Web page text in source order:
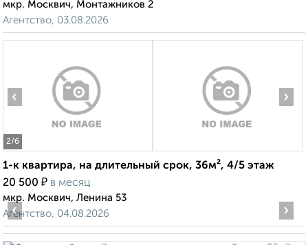
мкр. Москвич, Монтажников 2
Агентство, 03.08.2026
2/6
‹ ›
1-к квартира, на длительный срок, 36м², 4/5 этаж
20 500 ₽ в месяц
мкр. Москвич, Ленина 53
Агентство, 04.08.2026
‹ ›